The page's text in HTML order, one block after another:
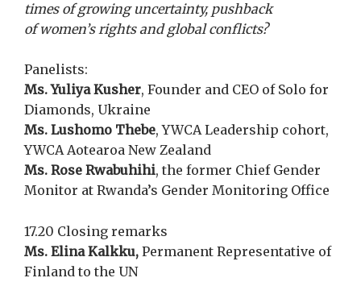
times of growing uncertainty, pushback
of women’s rights and global conflicts?
Panelists:
Ms. Yuliya Kusher, Founder and CEO of Solo for
Diamonds, Ukraine
Ms. Lushomo Thebe, YWCA Leadership cohort,
YWCA Aotearoa New Zealand
Ms. Rose Rwabuhihi, the former Chief Gender
Monitor at Rwanda’s Gender Monitoring Office
17.20 Closing remarks
Ms. Elina Kalkku, Permanent Representative of
Finland to the UN